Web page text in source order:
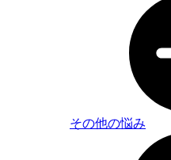
その他の悩み